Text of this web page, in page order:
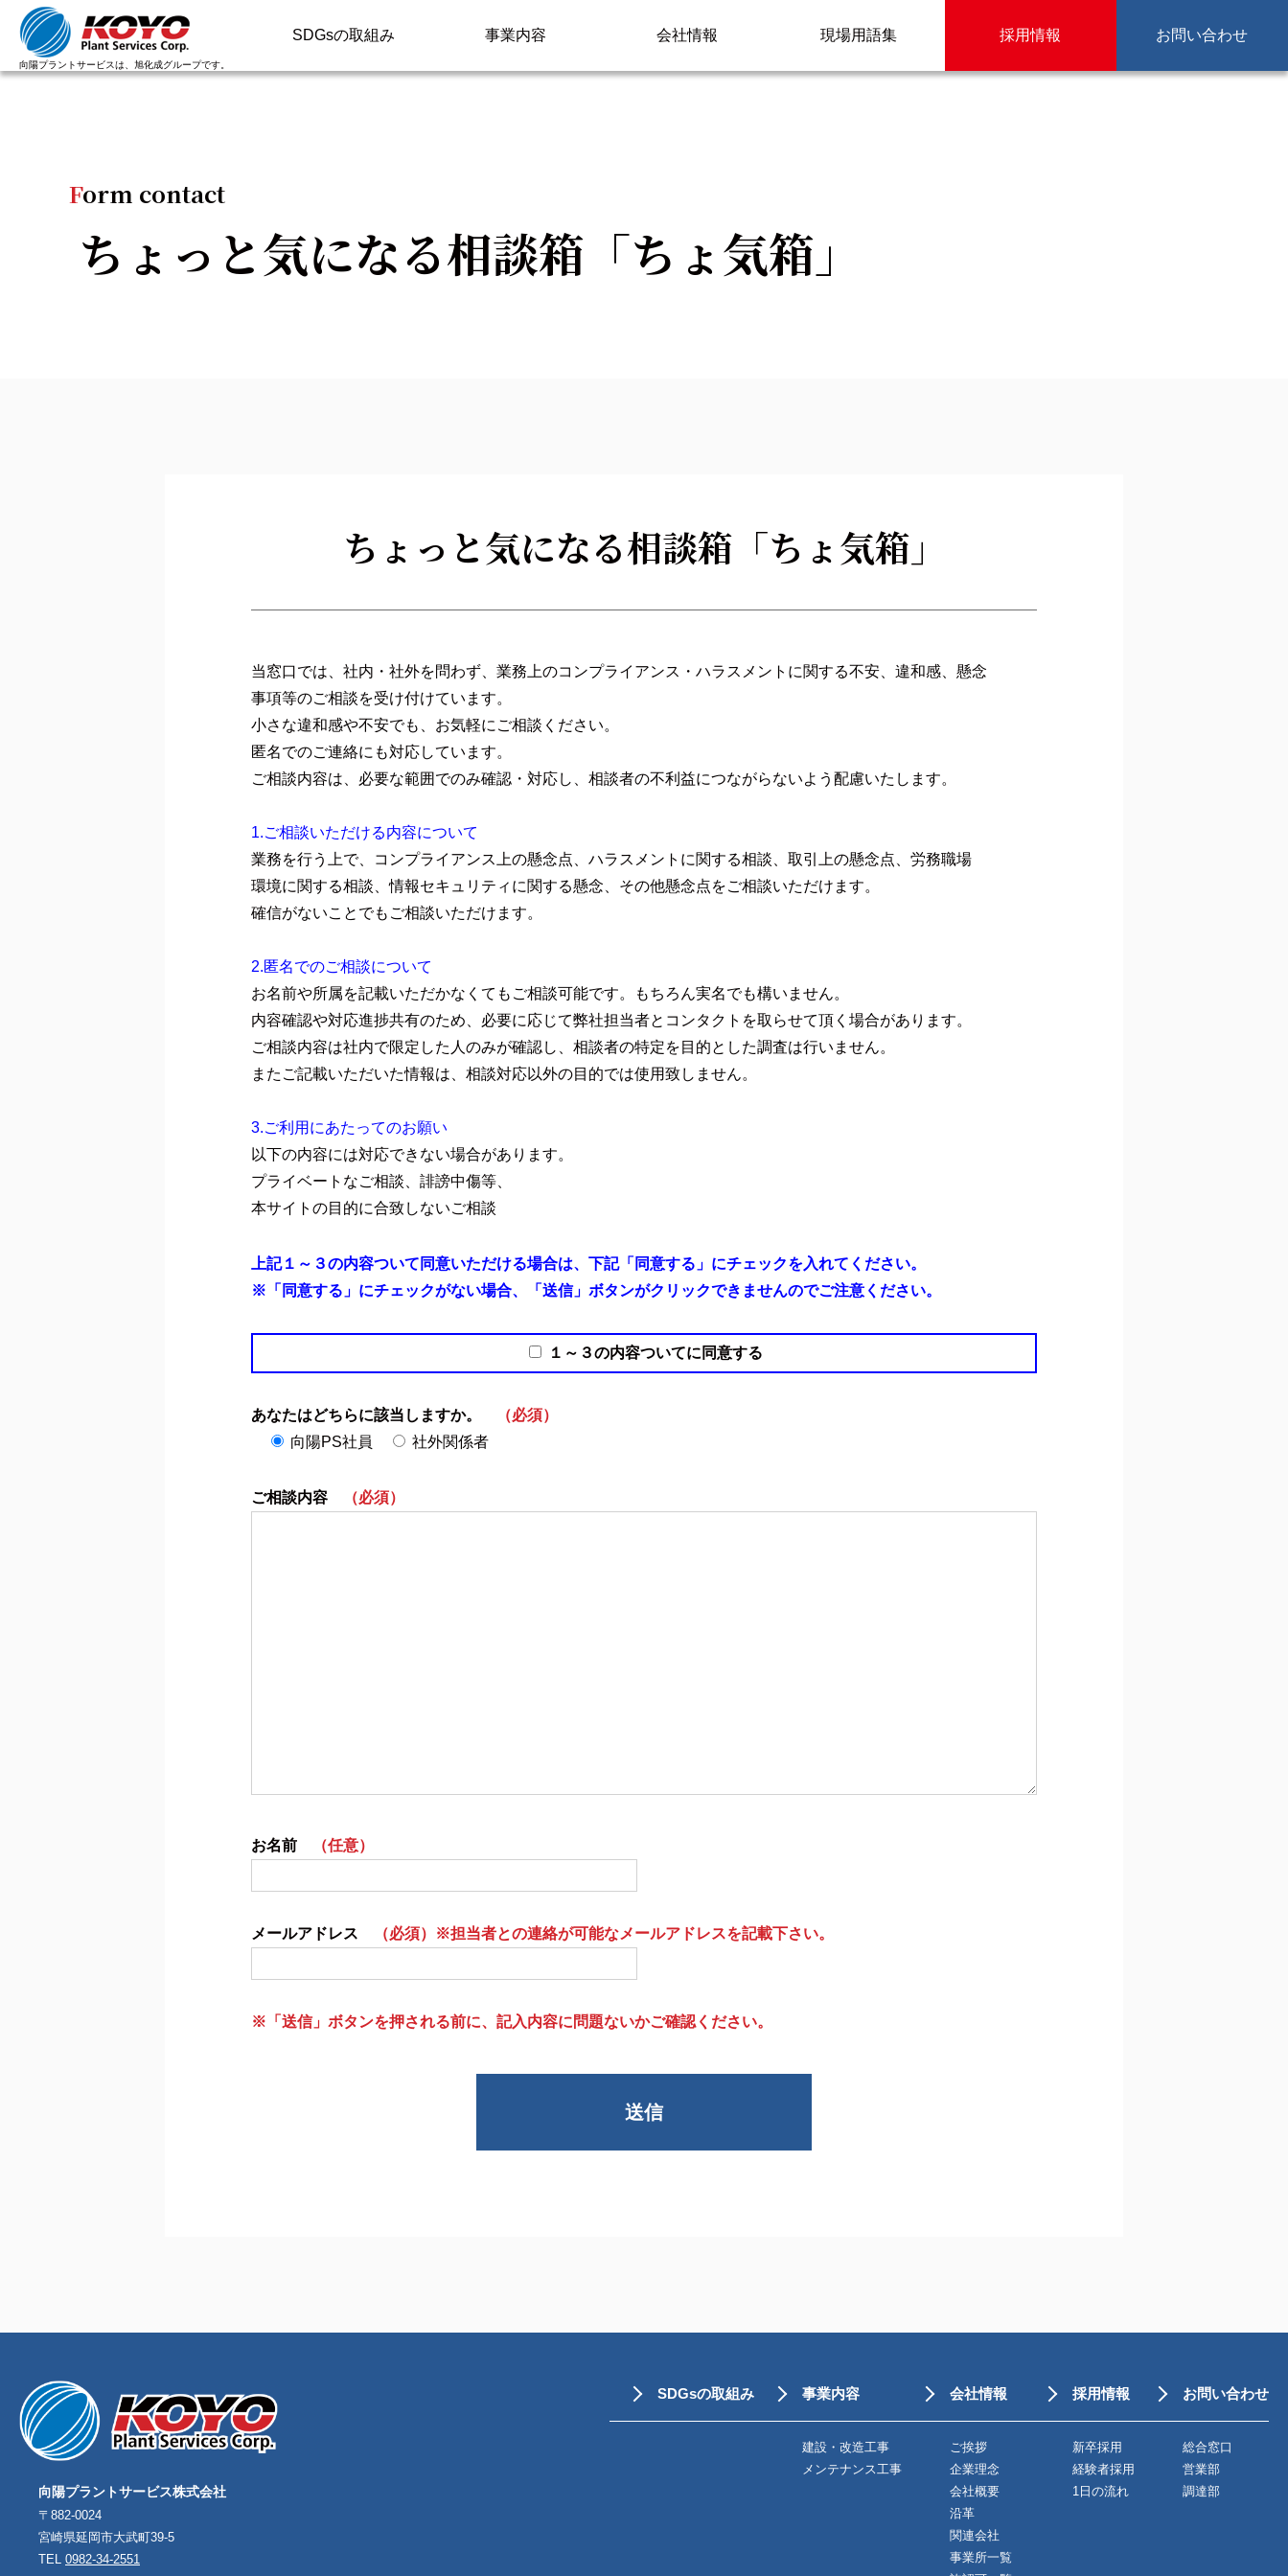
向陽プラントサービスは、旭化成グループです。
SDGsの取組み 事業内容 会社情報 現場用語集 採用情報 お問い合わせ
Form contact
ちょっと気になる相談箱「ちょ気箱」
ちょっと気になる相談箱「ちょ気箱」
当窓口では、社内・社外を問わず、業務上のコンプライアンス・ハラスメントに関する不安、違和感、懸念
事項等のご相談を受け付けています。
小さな違和感や不安でも、お気軽にご相談ください。
匿名でのご連絡にも対応しています。
ご相談内容は、必要な範囲でのみ確認・対応し、相談者の不利益につながらないよう配慮いたします。
1.ご相談いただける内容について
業務を行う上で、コンプライアンス上の懸念点、ハラスメントに関する相談、取引上の懸念点、労務職場
環境に関する相談、情報セキュリティに関する懸念、その他懸念点をご相談いただけます。
確信がないことでもご相談いただけます。
2.匿名でのご相談について
お名前や所属を記載いただかなくてもご相談可能です。もちろん実名でも構いません。
内容確認や対応進捗共有のため、必要に応じて弊社担当者とコンタクトを取らせて頂く場合があります。
ご相談内容は社内で限定した人のみが確認し、相談者の特定を目的とした調査は行いません。
またご記載いただいた情報は、相談対応以外の目的では使用致しません。
3.ご利用にあたってのお願い
以下の内容には対応できない場合があります。
プライベートなご相談、誹謗中傷等、
本サイトの目的に合致しないご相談
上記１～３の内容ついて同意いただける場合は、下記「同意する」にチェックを入れてください。
※「同意する」にチェックがない場合、「送信」ボタンがクリックできませんのでご注意ください。
１～３の内容ついてに同意する
あなたはどちらに該当しますか。
（必須）
向陽PS社員
社外関係者
ご相談内容 （必須）
お名前 （任意）
メールアドレス （必須）※担当者との連絡が可能なメールアドレスを記載下さい。
※「送信」ボタンを押される前に、記入内容に問題ないかご確認ください。
向陽プラントサービス株式会社
〒882-0024
宮崎県延岡市大武町39-5
TEL 0982-34-2551
SDGsの取組み 事業内容
建設・改造工事
メンテナンス工事
会社情報
ご挨拶
企業理念
会社概要
沿革
関連会社
事業所一覧
採用情報
新卒採用
経験者採用
1日の流れ
お問い合わせ
総合窓口
営業部
調達部